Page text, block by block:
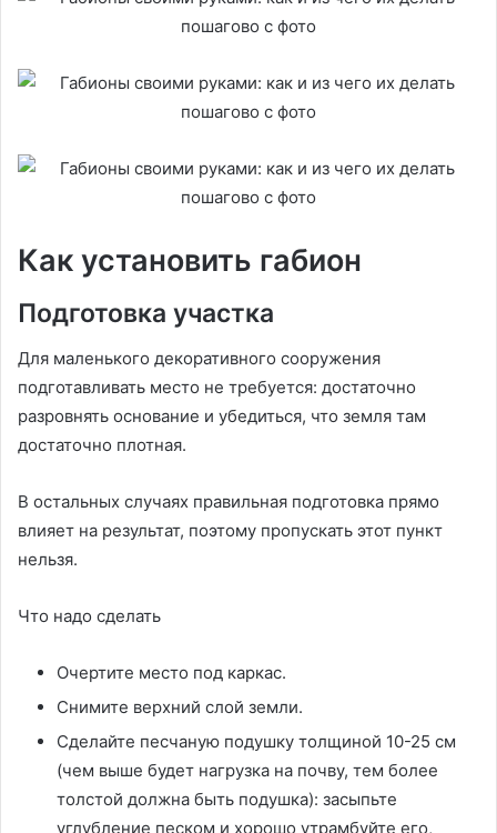
Как установить габион
Подготовка участка
Для маленького декоративного сооружения
подготавливать место не требуется: достаточно
разровнять основание и убедиться, что земля там
достаточно плотная.
В остальных случаях правильная подготовка прямо
влияет на результат, поэтому пропускать этот пункт
нельзя.
Что надо сделать
Очертите место под каркас.
Снимите верхний слой земли.
Сделайте песчаную подушку толщиной 10-25 см
(чем выше будет нагрузка на почву, тем более
толстой должна быть подушка): засыпьте
углубление песком и хорошо утрамбуйте его,